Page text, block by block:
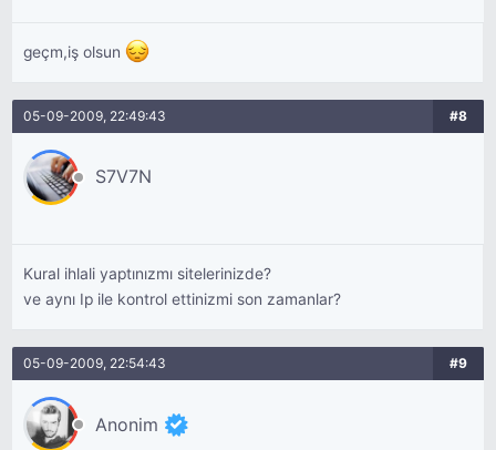
geçm,iş olsun
05-09-2009, 22:49:43 #8
S7V7N
Kural ihlali yaptınızmı sitelerinizde?
ve aynı Ip ile kontrol ettinizmi son zamanlar?
05-09-2009, 22:54:43 #9
Anonim